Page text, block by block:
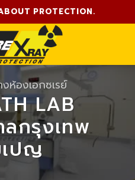
PROTECTION.
ห้องเอกซเรย์
LAB
ลกรุงเทพ
ปญ